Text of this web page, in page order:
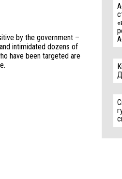
by the government –
intimidated dozens of
have been targeted are